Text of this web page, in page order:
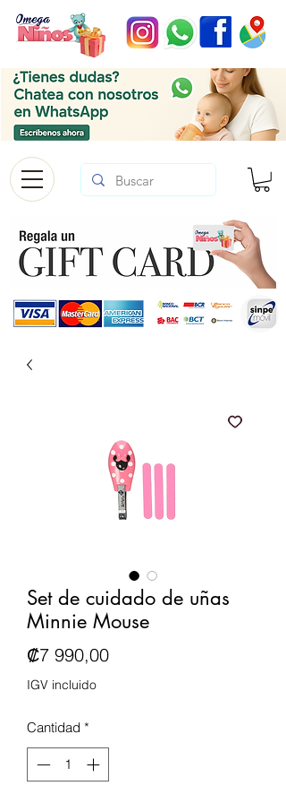
Set de cuidado de uñas
Minnie Mouse
₡7 990,00Precio
IGV incluido
Cantidad *